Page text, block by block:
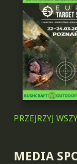
PRZEJRZYJ
MEDIA